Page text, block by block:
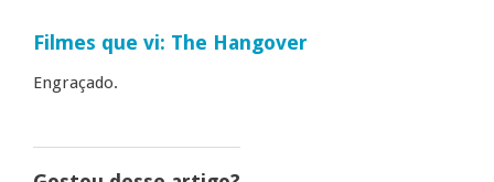
Filmes que vi: The Hangover
Engraçado.